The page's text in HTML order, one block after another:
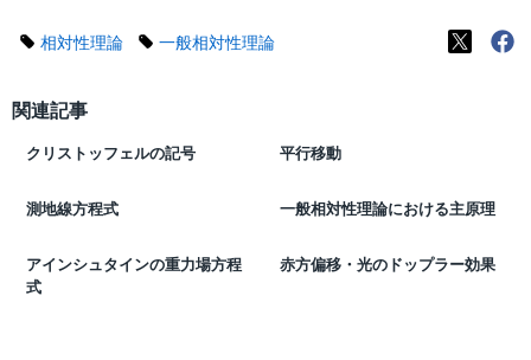
相対性理論 一般相対性理論
関連記事
クリストッフェルの記号 平行移動
測地線方程式 一般相対性理論における主原理
アインシュタインの重力場方程
式
赤方偏移・光のドップラー効果